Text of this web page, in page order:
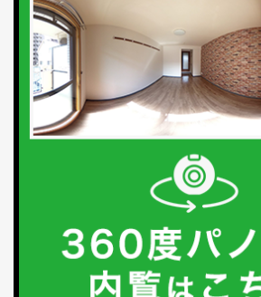
1R〜1LDK 2K〜2LDK
4K以上